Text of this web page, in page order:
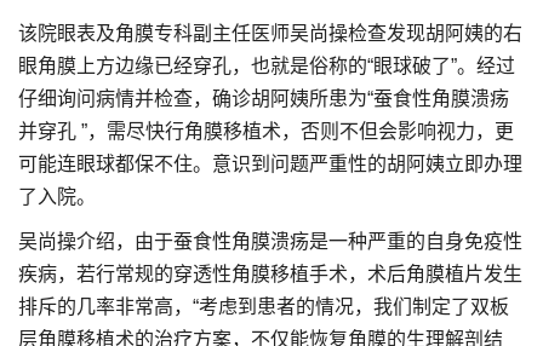
该院眼表及角膜专科副主任医师吴尚操检查发现胡阿姨的右
眼角膜上方边缘已经穿孔，也就是俗称的“眼球破了”。经过
仔细询问病情并检查，确诊胡阿姨所患为“蚕食性角膜溃疡
并穿孔 ”，需尽快行角膜移植术，否则不但会影响视力，更
可能连眼球都保不住。意识到问题严重性的胡阿姨立即办理
了入院。
吴尚操介绍，由于蚕食性角膜溃疡是一种严重的自身免疫性
疾病，若行常规的穿透性角膜移植手术，术后角膜植片发生
排斥的几率非常高，“考虑到患者的情况，我们制定了双板
层角膜移植术的治疗方案，不仅能恢复角膜的生理解剖结